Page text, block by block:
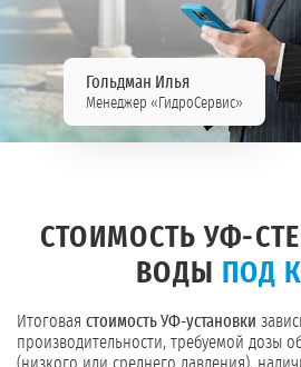
Гольдман Илья
Менеджер «ГидроСервис»
СТОИМОСТЬ УФ-
ВОДЫ
ПОД
Итоговая стоимость УФ-установки
производительности, требуемой дозы